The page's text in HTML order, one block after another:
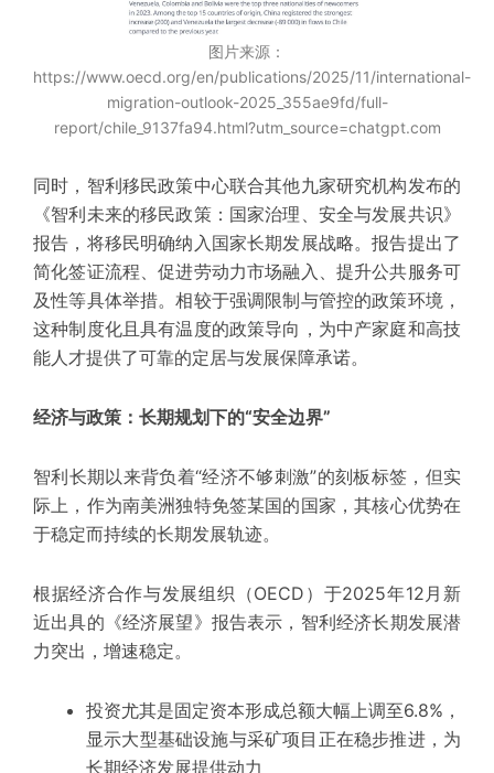
图片来源：
https://www.oecd.org/en/publications/2025/11/international-
migration-outlook-2025_355ae9fd/full-
report/chile_9137fa94.html?utm_source=chatgpt.com
同时，智利移民政策中心联合其他九家研究机构发布的
《智利未来的移民政策：国家治理、安全与发展共识》
报告，将移民明确纳入国家长期发展战略。报告提出了
简化签证流程、促进劳动力市场融入、提升公共服务可
及性等具体举措。相较于强调限制与管控的政策环境，
这种制度化且具有温度的政策导向，为中产家庭和高技
能人才提供了可靠的定居与发展保障承诺。
经济与政策：长期规划下的“安全边界”
智利长期以来背负着“经济不够刺激”的刻板标签，但实
际上，作为南美洲独特免签某国的国家，其核心优势在
于稳定而持续的长期发展轨迹。
根据经济合作与发展组织（OECD）于2025年12月 新
近出具的《经济展望》报告表示， 智利经济长期发展潜
力突出，增速稳定。
投资尤其是固定资本形成总额大幅上调至6.8%，
显示大型基础设施与采矿项目正在稳步推进，为
长期经济发展提供动力